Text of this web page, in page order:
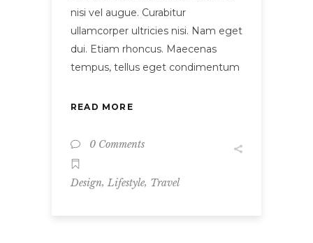
nisi vel augue. Curabitur
ullamcorper ultricies nisi. Nam eget
dui. Etiam rhoncus. Maecenas
tempus, tellus eget condimentum
READ MORE
0 Comments
Design, Lifestyle, Travel